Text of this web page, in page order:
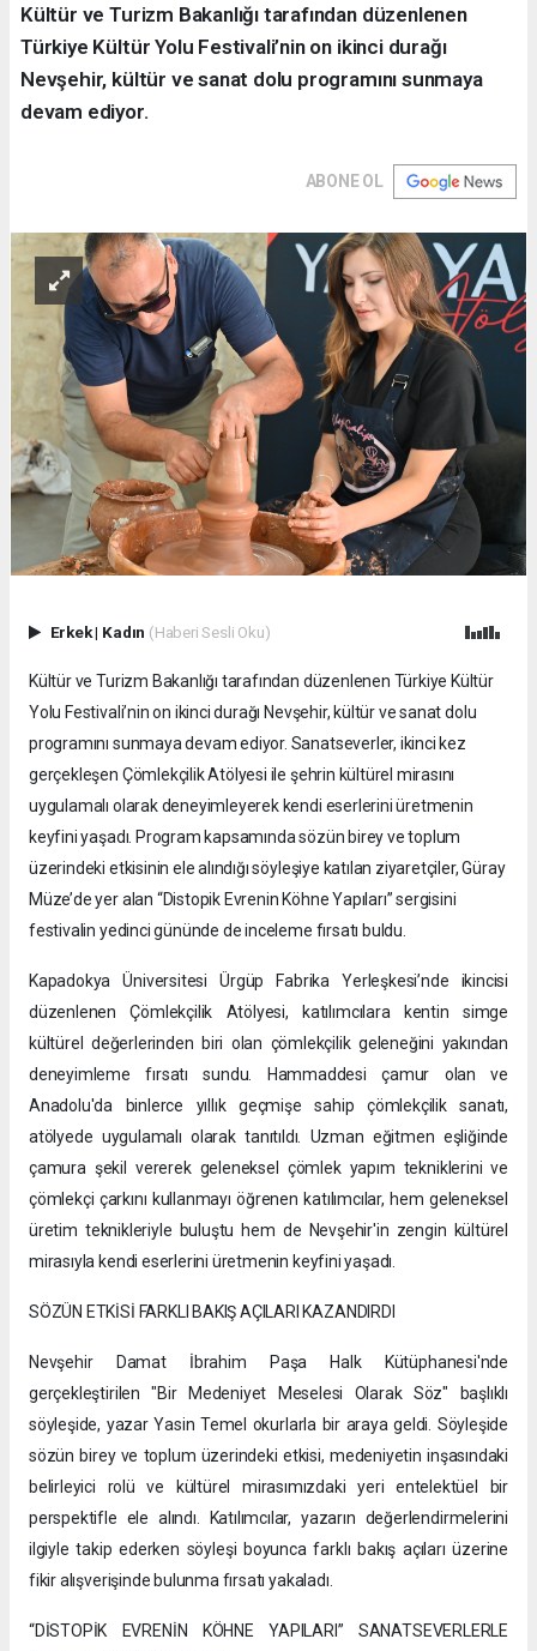
Kültür ve Turizm Bakanlığı tarafından düzenlenen
Türkiye Kültür Yolu Festivali’nin on ikinci durağı
Nevşehir, kültür ve sanat dolu programını sunmaya
devam ediyor.
ABONE OL
Erkek| Kadın (Haberi Sesli Oku)
Kültür ve Turizm Bakanlığı tarafından düzenlenen Türkiye Kültür
Yolu Festivali’nin on ikinci durağı Nevşehir, kültür ve sanat dolu
programını sunmaya devam ediyor. Sanatseverler, ikinci kez
gerçekleşen Çömlekçilik Atölyesi ile şehrin kültürel mirasını
uygulamalı olarak deneyimleyerek kendi eserlerini üretmenin
keyfini yaşadı. Program kapsamında sözün birey ve toplum
üzerindeki etkisinin ele alındığı söyleşiye katılan ziyaretçiler, Güray
Müze’de yer alan “Distopik Evrenin Köhne Yapıları” sergisini
festivalin yedinci gününde de inceleme fırsatı buldu.
Kapadokya Üniversitesi Ürgüp Fabrika Yerleşkesi’nde ikincisi
düzenlenen Çömlekçilik Atölyesi, katılımcılara kentin simge
kültürel değerlerinden biri olan çömlekçilik geleneğini yakından
deneyimleme fırsatı sundu. Hammaddesi çamur olan ve
Anadolu'da binlerce yıllık geçmişe sahip çömlekçilik sanatı,
atölyede uygulamalı olarak tanıtıldı. Uzman eğitmen eşliğinde
çamura şekil vererek geleneksel çömlek yapım tekniklerini ve
çömlekçi çarkını kullanmayı öğrenen katılımcılar, hem geleneksel
üretim teknikleriyle buluştu hem de Nevşehir'in zengin kültürel
mirasıyla kendi eserlerini üretmenin keyfini yaşadı.
SÖZÜN ETKİSİ FARKLI BAKIŞ AÇILARI KAZANDIRDI
Nevşehir Damat İbrahim Paşa Halk Kütüphanesi'nde
gerçekleştirilen "Bir Medeniyet Meselesi Olarak Söz" başlıklı
söyleşide, yazar Yasin Temel okurlarla bir araya geldi. Söyleşide
sözün birey ve toplum üzerindeki etkisi, medeniyetin inşasındaki
belirleyici rolü ve kültürel mirasımızdaki yeri entelektüel bir
perspektifle ele alındı. Katılımcılar, yazarın değerlendirmelerini
ilgiyle takip ederken söyleşi boyunca farklı bakış açıları üzerine
fikir alışverişinde bulunma fırsatı yakaladı.
“DİSTOPİK EVRENİN KÖHNE YAPILARI” SANATSEVERLERLE